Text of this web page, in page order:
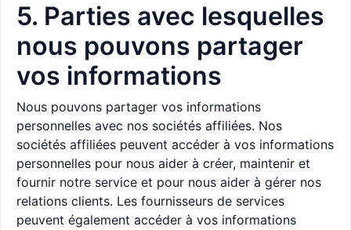
5. Parties avec lesquelles
nous pouvons partager
vos informations
Nous pouvons partager vos informations
personnelles avec nos sociétés affiliées. Nos
sociétés affiliées peuvent accéder à vos informations
personnelles pour nous aider à créer, maintenir et
fournir notre service et pour nous aider à gérer nos
relations clients. Les fournisseurs de services
peuvent également accéder à vos informations